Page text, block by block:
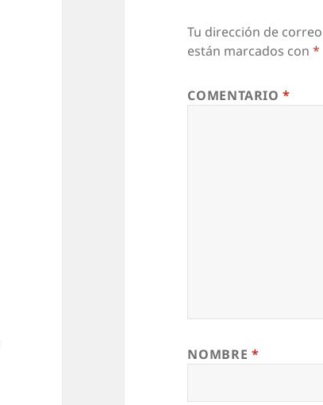
Tu dirección de
están marcados con*
COMENTARIO*
NOMBRE *